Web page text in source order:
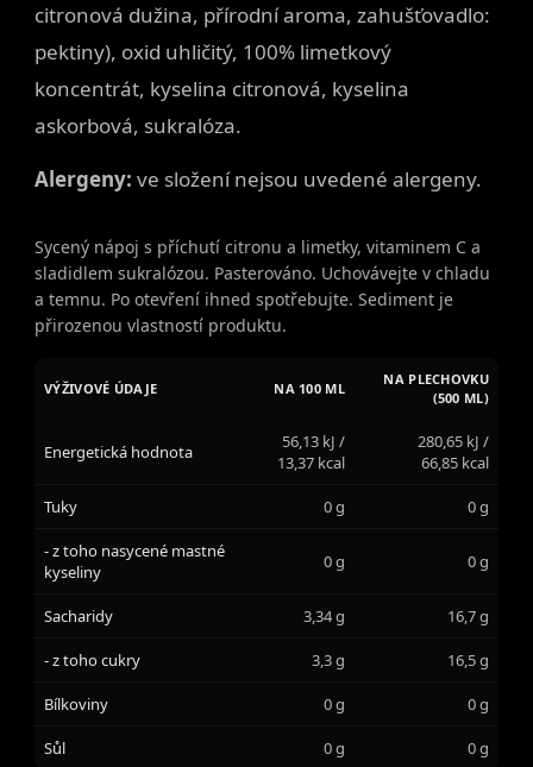
citronová dužina, přírodní aroma, zahušťovadlo:
pektiny), oxid uhličitý, 100% limetkový
koncentrát, kyselina citronová, kyselina
askorbová, sukralóza.
Alergeny: ve složení nejsou uvedené alergeny.
Sycený nápoj s příchutí citronu a limetky, vitaminem C a
sladidlem sukralózou. Pasterováno. Uchovávejte v chladu
a temnu. Po otevření ihned spotřebujte. Sediment je
přirozenou vlastností produktu.
VÝŽIVOVÉ ÚDAJE NA 100 ML
NA PLECHOVKU
(500 ML)
Energetická hodnota
56,13 kJ /
13,37 kcal
280,65 kJ /
66,85 kcal
Tuky 0 g 0 g
- z toho nasycené mastné
kyseliny
0 g 0 g
Sacharidy 3,34 g 16,7 g
- z toho cukry 3,3 g 16,5 g
Bílkoviny 0 g 0 g
Sůl 0 g 0 g